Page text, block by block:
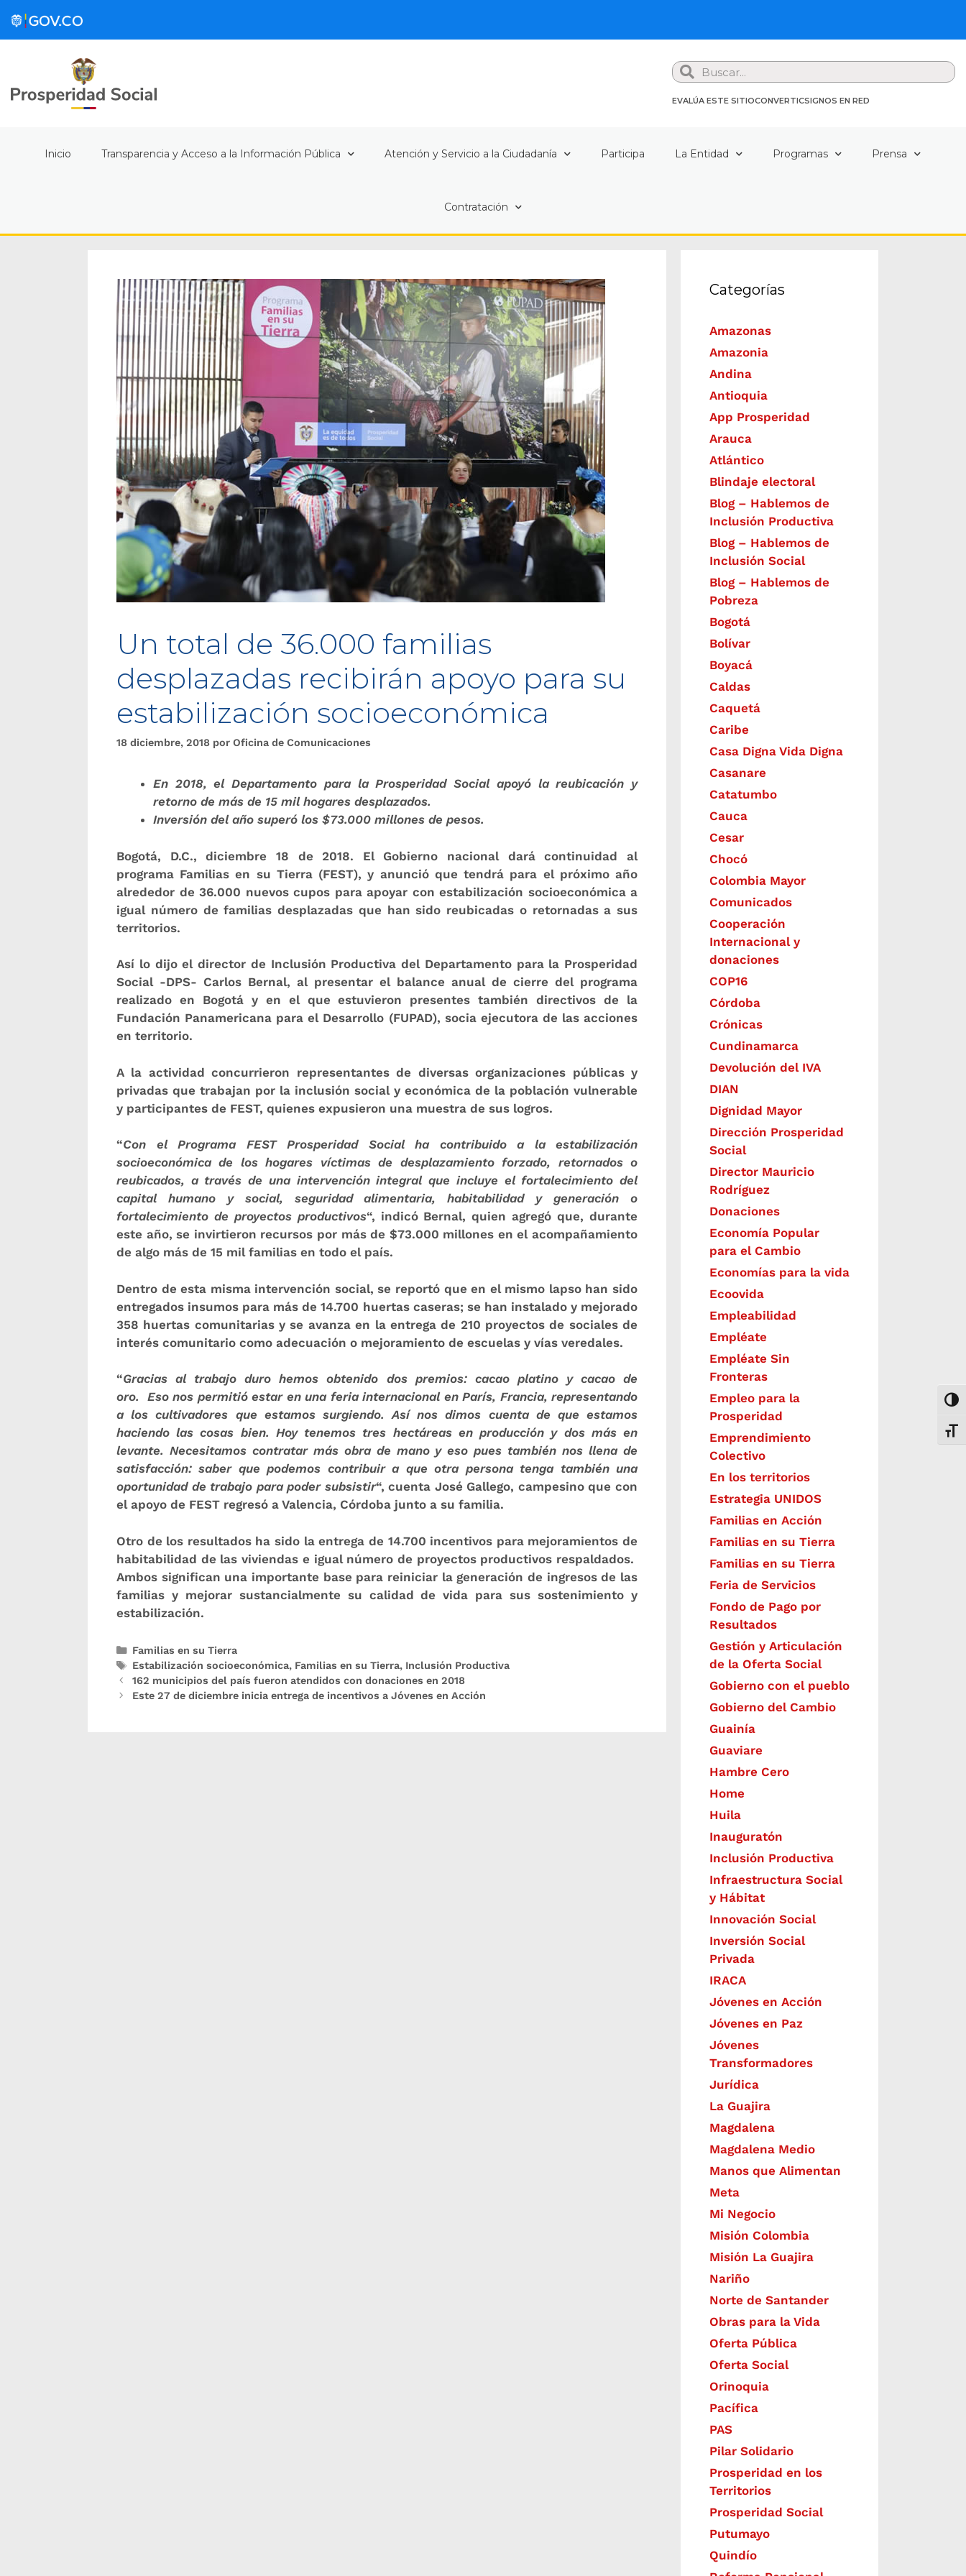
Search
EVALÚA ESTE SITIOCONVERTICSIGNOS EN RED
Inicio Transparencia y Acceso a la Información Pública Atención y Servicio a la Ciudadanía Participa La Entidad Programas Prensa
Contratación
Un total de 36.000 familias
desplazadas recibirán apoyo para su
estabilización socioeconómica
18 diciembre, 2018 por Oficina de Comunicaciones
En 2018, el Departamento para la Prosperidad Social apoyó la reubicación y
retorno de más de 15 mil hogares desplazados.
Inversión del año superó los $73.000 millones de pesos.
Bogotá, D.C., diciembre 18 de 2018. El Gobierno nacional dará continuidad al
programa Familias en su Tierra (FEST), y anunció que tendrá para el próximo año
alrededor de 36.000 nuevos cupos para apoyar con estabilización socioeconómica a
igual número de familias desplazadas que han sido reubicadas o retornadas a sus
territorios.
Así lo dijo el director de Inclusión Productiva del Departamento para la Prosperidad
Social -DPS- Carlos Bernal, al presentar el balance anual de cierre del programa
realizado en Bogotá y en el que estuvieron presentes también directivos de la
Fundación Panamericana para el Desarrollo (FUPAD), socia ejecutora de las acciones
en territorio.
A la actividad concurrieron representantes de diversas organizaciones públicas y
privadas que trabajan por la inclusión social y económica de la población vulnerable
y participantes de FEST, quienes expusieron una muestra de sus logros.
“Con el Programa FEST Prosperidad Social ha contribuido a la estabilización
socioeconómica de los hogares víctimas de desplazamiento forzado, retornados o
reubicados, a través de una intervención integral que incluye el fortalecimiento del
capital humano y social, seguridad alimentaria, habitabilidad y generación o
fortalecimiento de proyectos productivos“, indicó Bernal, quien agregó que, durante
este año, se invirtieron recursos por más de $73.000 millones en el acompañamiento
de algo más de 15 mil familias en todo el país.
Dentro de esta misma intervención social, se reportó que en el mismo lapso han sido
entregados insumos para más de 14.700 huertas caseras; se han instalado y mejorado
358 huertas comunitarias y se avanza en la entrega de 210 proyectos de sociales de
interés comunitario como adecuación o mejoramiento de escuelas y vías veredales.
“Gracias al trabajo duro hemos obtenido dos premios: cacao platino y cacao de
oro.
Eso nos permitió estar en una feria internacional en París, Francia, representando
a los cultivadores que estamos surgiendo. Así nos dimos cuenta de que estamos
haciendo las cosas bien. Hoy tenemos tres hectáreas en producción y dos más en
levante. Necesitamos contratar más obra de mano y eso pues también nos llena de
satisfacción: saber que podemos contribuir a que otra persona tenga también una
oportunidad de trabajo para poder subsistir“, cuenta José Gallego, campesino que con
el apoyo de FEST regresó a Valencia, Córdoba junto a su familia.
Otro de los resultados ha sido la entrega de 14.700 incentivos para mejoramientos de
habitabilidad de las viviendas e igual número de proyectos productivos respaldados.
Ambos significan una importante base para reiniciar la generación de ingresos de las
familias y mejorar sustancialmente su calidad de vida para sus sostenimiento y
estabilización.
Familias en su Tierra
Estabilización socioeconómica, Familias en su Tierra, Inclusión Productiva
162 municipios del país fueron atendidos con donaciones en 2018
Este 27 de diciembre inicia entrega de incentivos a Jóvenes en Acción
Categorías
Amazonas
Amazonia
Andina
Antioquia
App Prosperidad
Arauca
Atlántico
Blindaje electoral
Blog – Hablemos de
Inclusión Productiva
Blog – Hablemos de
Inclusión Social
Blog – Hablemos de
Pobreza
Bogotá
Bolívar
Boyacá
Caldas
Caquetá
Caribe
Casa Digna Vida Digna
Casanare
Catatumbo
Cauca
Cesar
Chocó
Colombia Mayor
Comunicados
Cooperación
Internacional y
donaciones
COP16
Córdoba
Crónicas
Cundinamarca
Devolución del IVA
DIAN
Dignidad Mayor
Dirección Prosperidad
Social
Director Mauricio
Rodríguez
Donaciones
Economía Popular
para el Cambio
Economías para la vida
Ecoovida
Empleabilidad
Empléate
Empléate Sin
Fronteras
Empleo para la
Prosperidad
Emprendimiento
Colectivo
En los territorios
Estrategia UNIDOS
Familias en Acción
Familias en su Tierra
Familias en su Tierra
Feria de Servicios
Fondo de Pago por
Resultados
Gestión y Articulación
de la Oferta Social
Gobierno con el pueblo
Gobierno del Cambio
Guainía
Guaviare
Hambre Cero
Home
Huila
Inauguratón
Inclusión Productiva
Infraestructura Social
y Hábitat
​Innovación Social
Inversión Social
Privada
IRACA
Jóvenes en Acción
Jóvenes en Paz
Jóvenes
Transformadores
Jurídica
La Guajira
Magdalena
Magdalena Medio
Manos que Alimentan
Meta
Mi Negocio
Misión Colombia
Misión La Guajira
Nariño
Norte de Santander
Obras para la Vida
Oferta Pública
Oferta Social​​
Orinoquia
Pacífica
PAS
Pilar Solidario
Prosperidad en los
Territorios
Prosperidad Social
Putumayo
Quindío